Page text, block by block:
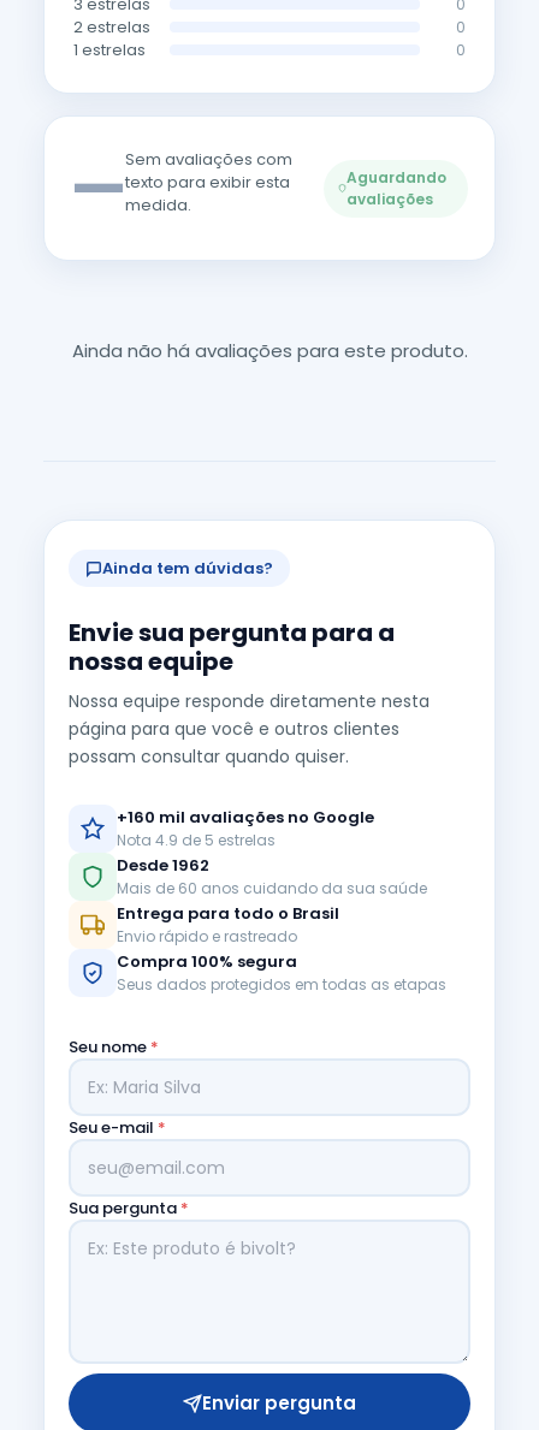
2 estrelas 0
1 estrelas 0
—Sem avaliações com
texto para exibir esta
medida.
Aguardando
avaliações
Ainda não há avaliações para este produto.
Ainda tem dúvidas?
Envie sua pergunta para a
nossa equipe
Nossa equipe responde diretamente nesta
página para que você e outros clientes
possam consultar quando quiser.
+160 mil avaliações no Google
Nota 4.9 de 5 estrelas
Desde 1962
Mais de 60 anos cuidando da sua saúde
Entrega para todo o Brasil
Envio rápido e rastreado
Compra 100% segura
Seus dados protegidos em todas as etapas
Seu nome *
Seu e-mail *
Sua pergunta *
Enviar pergunta